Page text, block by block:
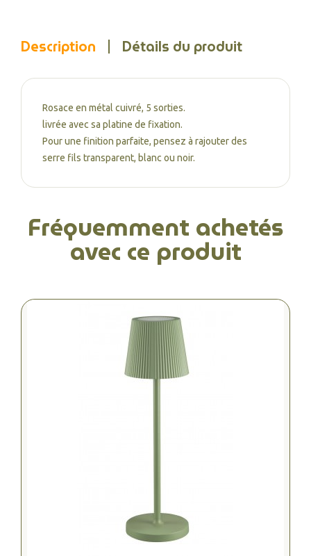
Description Détails du produit
Rosace en métal cuivré, 5 sorties.
livrée avec sa platine de fixation.
Pour une finition parfaite, pensez à rajouter des
serre fils transparent, blanc ou noir.
Fréquemment achetés
avec ce produit